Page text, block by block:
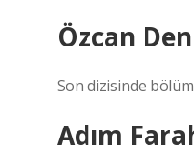
Özcan
Son dizisinde
Adım